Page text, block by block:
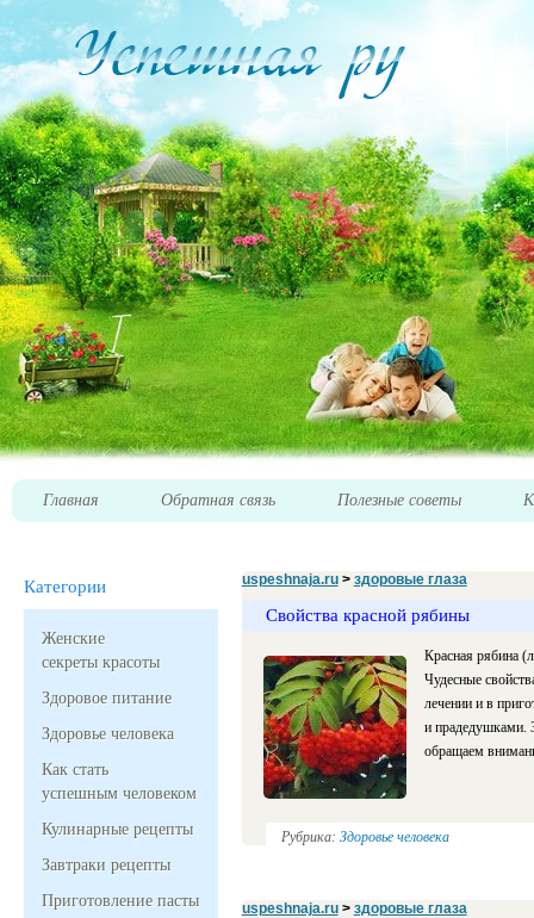
Главная Обратная связь Полезные советы
Категории
Женские
секреты красоты
Здоровое питание
Здоровье человека
Как стать
успешным человеком
Кулинарные рецепты
Завтраки рецепты
Приготовление пасты
uspeshnaja.ru> здоровые глаза
Свойства красной рябины
Красная рябина
Чудесные
лечении и в
и прадедушками.
обращаем
Рубрика: Здоровье человека
uspeshnaja.ru> здоровые глаза